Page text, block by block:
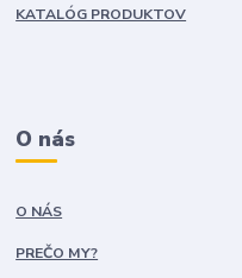
KATALÓG PRODUKTOV
O nás
O NÁS
PREČO MY?